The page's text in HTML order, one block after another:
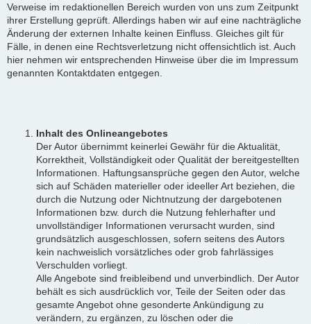
Verweise im redaktionellen Bereich wurden von uns zum Zeitpunkt
ihrer Erstellung geprüft. Allerdings haben wir auf eine nachträgliche
Änderung der externen Inhalte keinen Einfluss. Gleiches gilt für
Fälle, in denen eine Rechtsverletzung nicht offensichtlich ist. Auch
hier nehmen wir entsprechenden Hinweise über die im Impressum
genannten Kontaktdaten entgegen.
Inhalt des Onlineangebotes
Der Autor übernimmt keinerlei Gewähr für die Aktualität,
Korrektheit, Vollständigkeit oder Qualität der bereitgestellten
Informationen. Haftungsansprüche gegen den Autor, welche
sich auf Schäden materieller oder ideeller Art beziehen, die
durch die Nutzung oder Nichtnutzung der dargebotenen
Informationen bzw. durch die Nutzung fehlerhafter und
unvollständiger Informationen verursacht wurden, sind
grundsätzlich ausgeschlossen, sofern seitens des Autors
kein nachweislich vorsätzliches oder grob fahrlässiges
Verschulden vorliegt.
Alle Angebote sind freibleibend und unverbindlich. Der Autor
behält es sich ausdrücklich vor, Teile der Seiten oder das
gesamte Angebot ohne gesonderte Ankündigung zu
verändern, zu ergänzen, zu löschen oder die